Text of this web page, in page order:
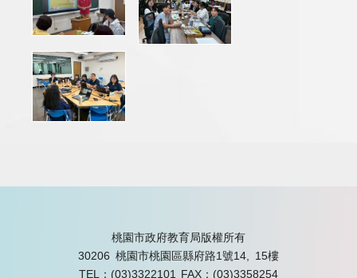
桃園市政府教育局版權所有
30206 桃園市桃園區縣府路1號14, 15樓
TEL：(03)3322101 FAX：(03)3358254